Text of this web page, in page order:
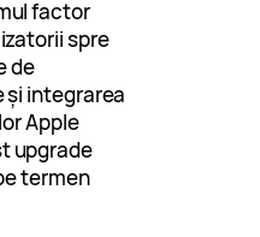
factor
spre
de
integrarea
Apple
upgrade
termen